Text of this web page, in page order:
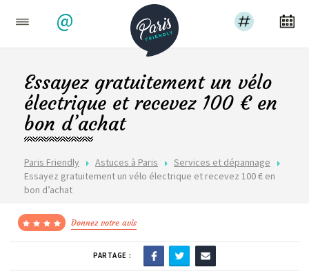
@
Paris Friendly Astuces à Paris
Services et dépannage
Essayez gratuitement un vélo électrique et recevez 100 € en
bon d’achat
Essayez gratuitement un vélo
électrique et recevez 100 € en
bon d’achat
Donnez votre avis
PARTAGE :